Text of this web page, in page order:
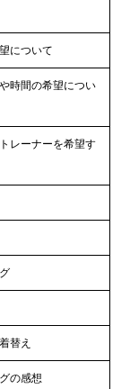
について
時間の希望につい
レーナーを希望す
替え
の感想